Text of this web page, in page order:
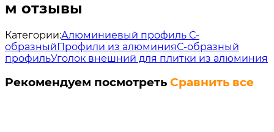
м отзывы
Категории:Алюминиевый профиль С-
образныйПрофили из алюминияС-образный
профильУголок внешний для плитки из алюминия
Рекомендуем посмотреть Сравнить все